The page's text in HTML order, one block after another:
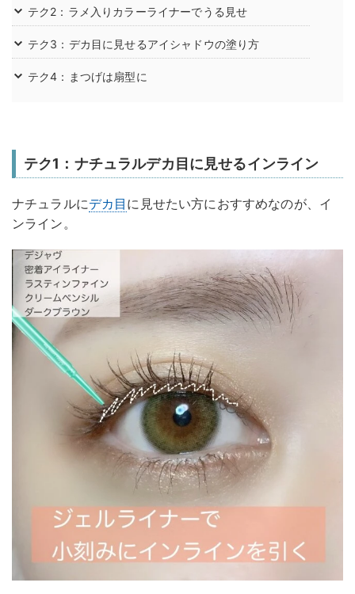
テク2：ラメ入りカラーライナーでうる見せ
テク3：デカ目に見せるアイシャドウの塗り方
テク4：まつげは扇型に
テク1：ナチュラルデカ目に見せるインライン
ナチュラルにデカ目 に見せたい方におすすめなのが、イ
ンライン。